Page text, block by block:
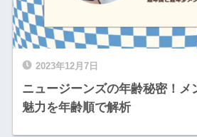
2023年12月7日
ニュージーンズの年齢秘密！メ
魅力を年齢順で解析